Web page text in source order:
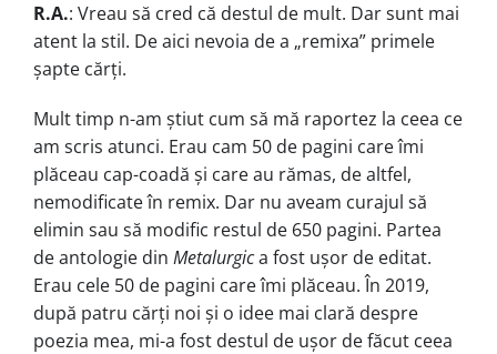
R.A.: Vreau să cred că destul de mult. Dar sunt mai
atent la stil. De aici nevoia de a „remixa” primele
șapte cărți.
Mult timp n-am știut cum să mă raportez la ceea ce
am scris atunci. Erau cam 50 de pagini care îmi
plăceau cap-coadă și care au rămas, de altfel,
nemodificate în remix. Dar nu aveam curajul să
elimin sau să modific restul de 650 pagini. Partea
de antologie din Metalurgica fost ușor de editat.
Erau cele 50 de pagini care îmi plăceau. În 2019,
după patru cărți noi și o idee mai clară despre
poezia mea, mi-a fost destul de ușor de făcut ceea